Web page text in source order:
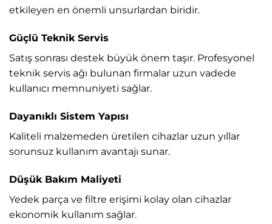
etkileyen en önemli unsurlardan biridir.
Güçlü Teknik Servis
Satış sonrası destek büyük önem taşır. Profesyonel
teknik servis ağı bulunan firmalar uzun vadede
kullanıcı memnuniyeti sağlar.
Dayanıklı Sistem Yapısı
Kaliteli malzemeden üretilen cihazlar uzun yıllar
sorunsuz kullanım avantajı sunar.
Düşük Bakım Maliyeti
Yedek parça ve filtre erişimi kolay olan cihazlar
ekonomik kullanım sağlar.